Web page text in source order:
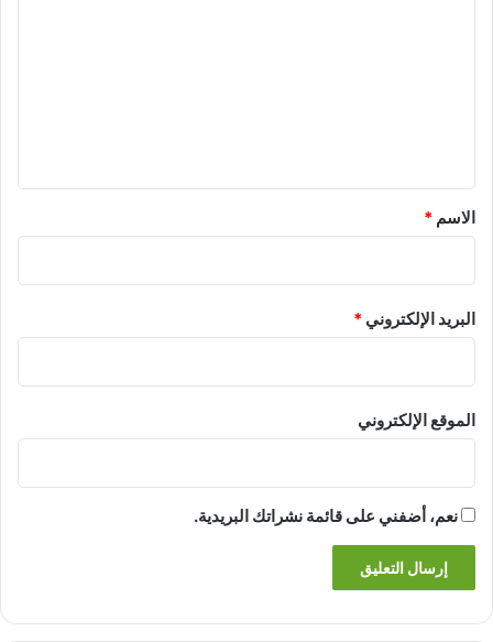
*الاسم *
البريد الإلكتروني *
الموقع الإلكتروني
نعم، أضفني على قائمة نشراتك البريدية.